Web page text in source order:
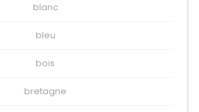
blanc
bleu
bois
bretagne